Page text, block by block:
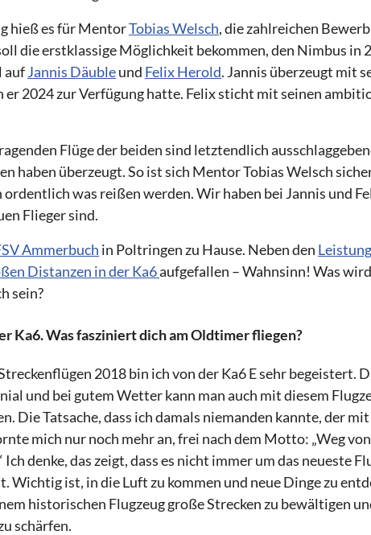
hieß es für MentorTobias Welsch, die zahlreichen
die erstklassige Möglichkeit bekommen, den Nimbus in
aufJannis Däubleund Felix Herold. Jannis überzeugt mit
er 2024 zur Verfügung hatte. Felix sticht mit seinen
Flüge der beiden sind letztendlich
haben überzeugt. So ist sich Mentor Tobias Welsch
ordentlich was reißen werden. Wir haben bei Jannis und
Flieger sind.
Ammerbuch in Poltringen zu Hause. Neben den
Distanzen in der Ka6aufgefallen – Wahnsinn! Was
sein?
Ka6. Was fasziniert dich am Oldtimer fliegen?
2018 bin ich von der Ka6 E sehr begeistert.
und bei gutem Wetter kann man auch mit diesem
Die Tatsache, dass ich damals niemanden kannte, der
mich nur noch mehr an, frei nach dem Motto: „Weg
denke, das zeigt, dass es nicht immer um das neueste
Wichtig ist, in die Luft zu kommen und neue Dinge zu
historischen Flugzeug große Strecken zu bewältigen
schärfen.